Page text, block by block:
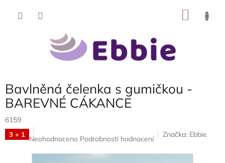
Bavlněná čelenka s gumičkou -
BAREVNÉ CÁKANCE
6159
3 + 1 Průměrné
Neohodnoceno Podrobnosti hodnocení
Značka: Ebbie